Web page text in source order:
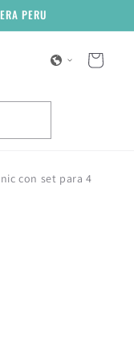
PERU
Carrito
con set para 4